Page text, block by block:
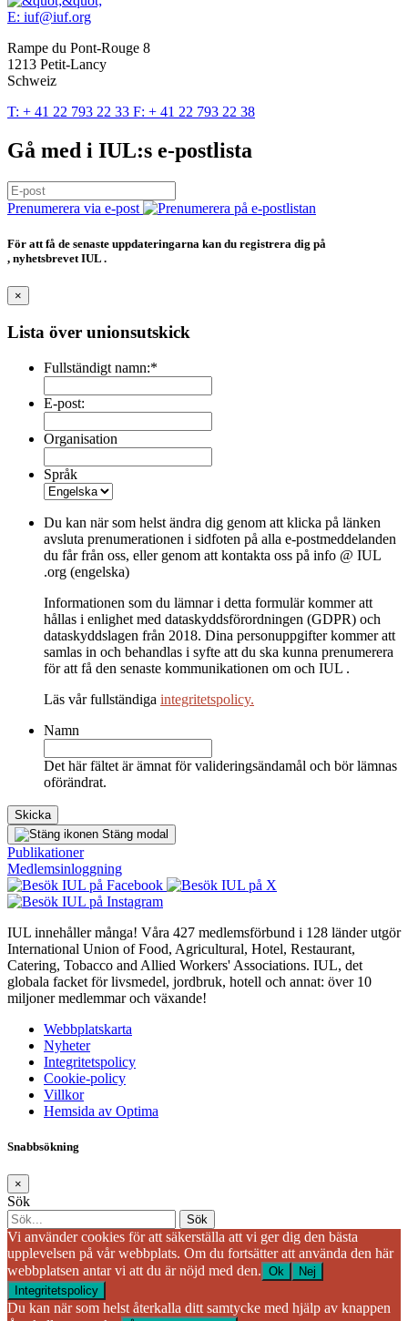
E: iuf@iuf.org
Rampe du Pont-Rouge 8
1213 Petit-Lancy
Schweiz
T: + 41 22 793 22 33 F: + 41 22 793 22 38
Gå med i IUL:s e-postlista
Prenumerera via e-post
För att få de senaste uppdateringarna kan du registrera dig på
, nyhetsbrevet IUL .
×
Lista över unionsutskick
Fullständigt namn:*
E-post:
Organisation
Språk
Du kan när som helst ändra dig genom att klicka på länken
avsluta prenumerationen i sidfoten på alla e-postmeddelanden
du får från oss, eller genom att kontakta oss på info @ IUL
.org (engelska)
Informationen som du lämnar i detta formulär kommer att
hållas i enlighet med dataskyddsförordningen (GDPR) och
dataskyddslagen från 2018. Dina personuppgifter kommer att
samlas in och behandlas i syfte att du ska kunna prenumerera
för att få den senaste kommunikationen om och IUL .
Läs vår fullständiga integritetspolicy.
Namn
Det här fältet är ämnat för valideringsändamål och bör lämnas
oförändrat.
Stäng modal
Publikationer
Medlems­inloggning
IUL innehåller många! Våra 427 medlemsförbund i 128 länder utgör
International Union of Food, Agricultural, Hotel, Restaurant,
Catering, Tobacco and Allied Workers' Associations. IUL, det
globala facket för livsmedel, jordbruk, hotell och annat: över 10
miljoner medlemmar och växande!
Webbplatskarta
Nyheter
Integritetspolicy
Cookie-policy
Villkor
Hemsida av Optima
Snabbsökning
×
Sök
Vi använder cookies för att säkerställa att vi ger dig den bästa
upplevelsen på vår webbplats. Om du fortsätter att använda den här
webbplatsen antar vi att du är nöjd med den. Ok
Nej
Integritetspolicy
Du kan när som helst återkalla ditt samtycke med hjälp av knappen